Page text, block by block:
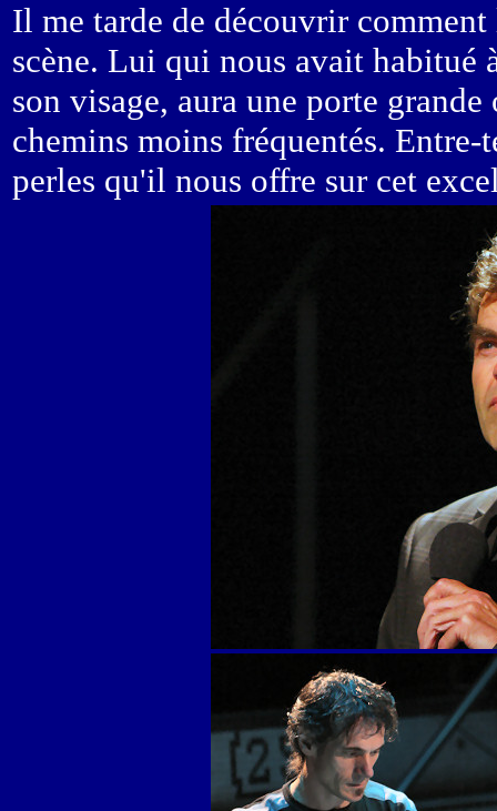
Il me tarde de découvrir
scène. Lui qui nous avait habitué
son visage, aura une porte
chemins moins fréquentés.
perles qu'il nous offre sur cet